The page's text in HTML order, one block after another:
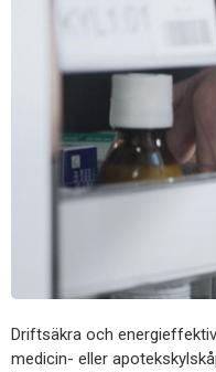
Driftsäkra och
medicin- eller